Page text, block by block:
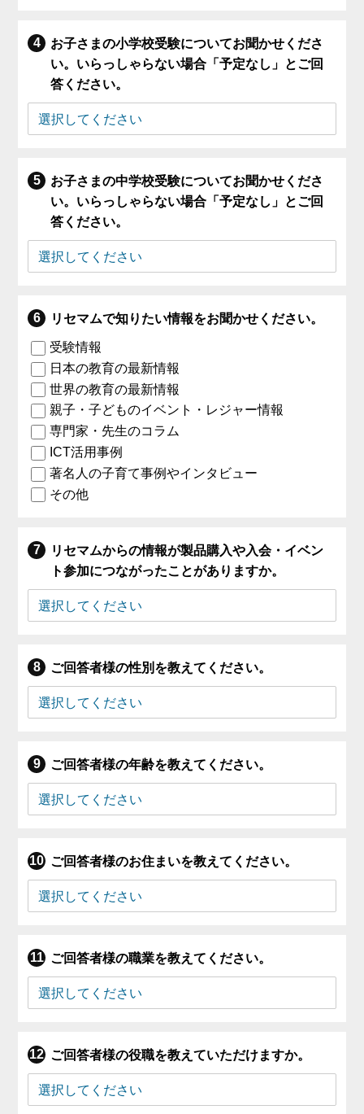
お子さまの小学校受験についてお聞かせくださ
い。いらっしゃらない場合「予定なし」とご回
答ください。
お子さまの中学校受験についてお聞かせくださ
い。いらっしゃらない場合「予定なし」とご回
答ください。
リセマムで知りたい情報をお聞かせください。
受験情報
日本の教育の最新情報
世界の教育の最新情報
親子・子どものイベント・レジャー情報
専門家・先生のコラム
ICT活用事例
著名人の子育て事例やインタビュー
その他
リセマムからの情報が製品購入や入会・イベン
ト参加につながったことがありますか。
ご回答者様の性別を教えてください。
ご回答者様の年齢を教えてください。
ご回答者様のお住まいを教えてください。
ご回答者様の職業を教えてください。
ご回答者様の役職を教えていただけますか。